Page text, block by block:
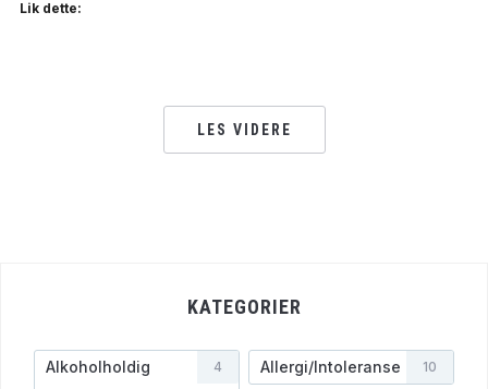
Lik dette:
LES VIDERE
KATEGORIER
Alkoholholdig
4 Allergi/Intoleranse 10